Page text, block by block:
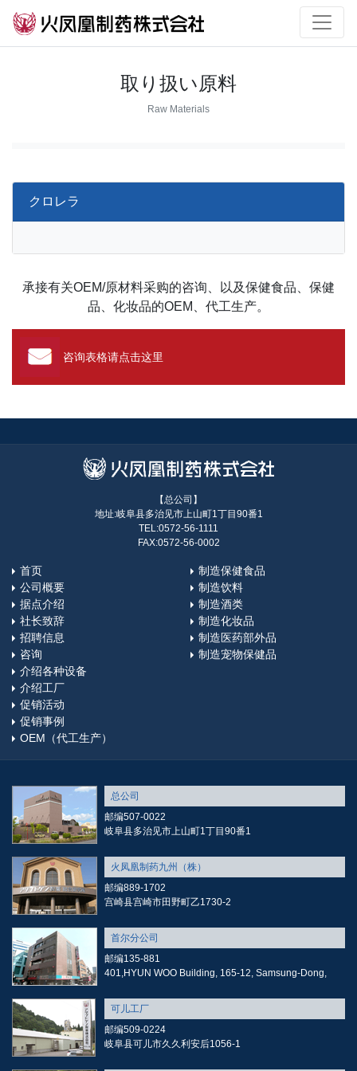
取り扱い原料
Raw Materials
クロレラ
承接有关OEM/原材料采购的咨询、以及保健食品、保健
品、化妆品的OEM、代工生产。
咨询表格请点击这里
【总公司】
地址:岐阜县多治见市上山町1丁目90番1
TEL:0572-56-1111
FAX:0572-56-0002
首页
公司概要
据点介绍
社长致辞
招聘信息
咨询
制造保健食品
制造饮料
制造酒类
制造化妆品
制造医药部外品
制造宠物保健品
介绍各种设备
介绍工厂
促销活动
促销事例
OEM（代工生产）
总公司
邮编507-0022
岐阜县多治见市上山町1丁目90番1
火凤凰制药九州（株）
邮编889-1702
宫崎县宫崎市田野町乙1730-2
首尔分公司
邮编135-881
401,HYUN WOO Building, 165-12, Samsung-Dong,
可儿工厂
邮编509-0224
岐阜县可儿市久久利安后1056-1